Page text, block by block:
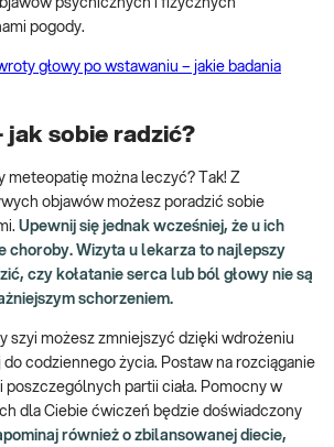
psychicznych i fizycznych
pogody.
głowy po wstawaniu – jakie badania
jak sobie radzić?
meteopatię można leczyć? Tak! Z
objawów możesz poradzić sobie
Upewnij się jednak wcześniej, że u ich
choroby. Wizyta u lekarza to najlepszy
czy kołatanie serca lub ból głowy nie są
schorzeniem.
szyi możesz zmniejszyć dzięki wdrożeniu
codziennego życia. Postaw na rozciąganie
poszczególnych partii ciała. Pomocny w
dla Ciebie ćwiczeń będzie doświadczony
również o zbilansowanej diecie,